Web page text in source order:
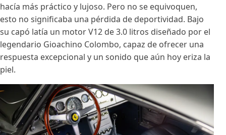
hacía más práctico y lujoso. Pero no se equivoquen,
esto no significaba una pérdida de deportividad. Bajo
su capó latía un motor V12 de 3.0 litros diseñado por el
legendario Gioachino Colombo, capaz de ofrecer una
respuesta excepcional y un sonido que aún hoy eriza la
piel.